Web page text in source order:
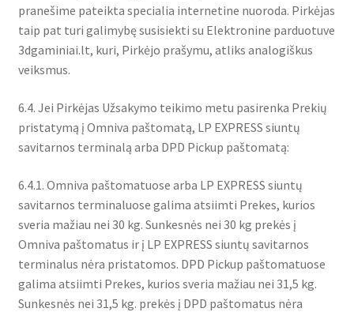
pranešime pateikta specialia internetine nuoroda. Pirkėjas
taip pat turi galimybę susisiekti su Elektronine parduotuve
3dgaminiai.lt, kuri, Pirkėjo prašymu, atliks analogiškus
veiksmus.
6.4. Jei Pirkėjas Užsakymo teikimo metu pasirenka Prekių
pristatymą į Omniva paštomatą, LP EXPRESS siuntų
savitarnos terminalą arba DPD Pickup paštomatą:
6.4.1. Omniva paštomatuose arba LP EXPRESS siuntų
savitarnos terminaluose galima atsiimti Prekes, kurios
sveria mažiau nei 30 kg. Sunkesnės nei 30 kg prekės į
Omniva paštomatus ir į LP EXPRESS siuntų savitarnos
terminalus nėra pristatomos. DPD Pickup paštomatuose
galima atsiimti Prekes, kurios sveria mažiau nei 31,5 kg.
Sunkesnės nei 31,5 kg. prekės į DPD paštomatus nėra